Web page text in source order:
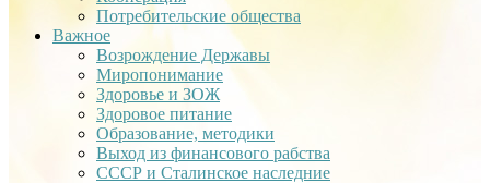
Потребительские общества
Важное
Возрождение Державы
Миропонимание
Здоровье и ЗОЖ
Здоровое питание
Образование, методики
Выход из финансового рабства
СССР и Сталинское наследние